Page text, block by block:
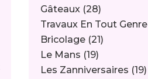
Gâteaux (28)
Travaux En Tout Genre
Bricolage (21)
Le Mans (19)
Les Zanniversaires (19)